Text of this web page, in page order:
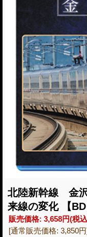
北陸新幹線 金
来線の変化 【BD
販売価格: 3,658円(税
[通常販売価格: 3,850円